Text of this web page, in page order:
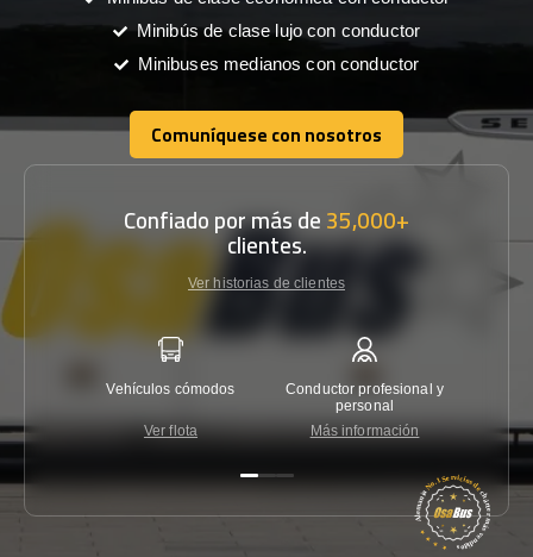
Minibús de clase lujo con conductor
Minibuses medianos con conductor
Comuníquese con nosotros
Comuníquese con nosotros
Confiado por más de35,000+
clientes.
Ver historias de clientes
Vehículos cómodos
Ver flota
Conductor profesional y
personal
Más información